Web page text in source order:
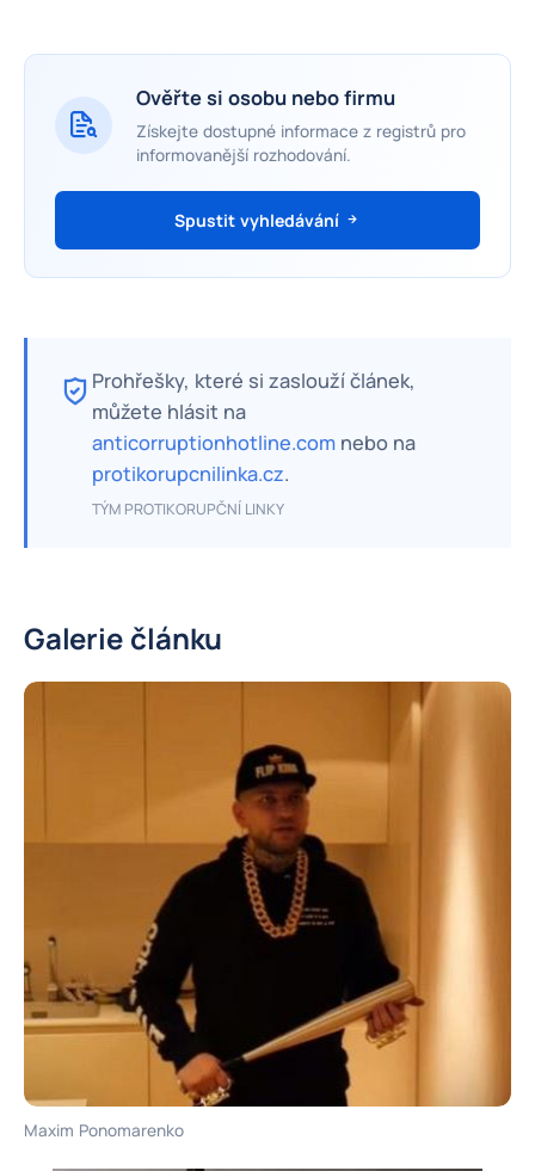
Ověřte si osobu nebo firmu
Získejte dostupné informace z registrů pro
informovanější rozhodování.
Spustit vyhledávání
Prohřešky, které si zaslouží článek,
můžete hlásit na
anticorruptionhotline.com nebo na
protikorupcnilinka.cz.
TÝM PROTIKORUPČNÍ LINKY
Galerie článku
Maxim Ponomarenko